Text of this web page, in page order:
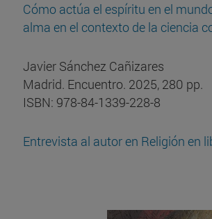
Cómo actúa el espíritu en el
alma en el contexto de la ciencia
Javier Sánchez Cañizares
Madrid. Encuentro. 2025, 280 pp.
ISBN: 978-84-1339-228-8
Entrevista al autor en Religión en